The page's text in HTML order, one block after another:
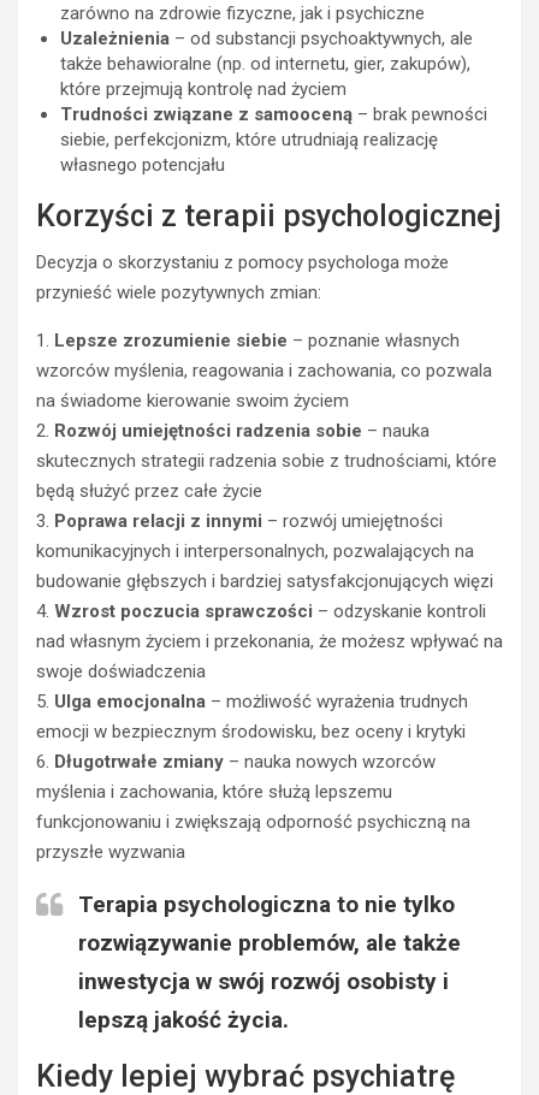
zarówno na zdrowie fizyczne, jak i psychiczne
Uzależnienia – od substancji psychoaktywnych, ale
także behawioralne (np. od internetu, gier, zakupów),
które przejmują kontrolę nad życiem
Trudności związane z samooceną – brak pewności
siebie, perfekcjonizm, które utrudniają realizację
własnego potencjału
Korzyści z terapii psychologicznej
Decyzja o skorzystaniu z pomocy psychologa może
przynieść wiele pozytywnych zmian:
1. Lepsze zrozumienie siebie – poznanie własnych
wzorców myślenia, reagowania i zachowania, co pozwala
na świadome kierowanie swoim życiem
2. Rozwój umiejętności radzenia sobie – nauka
skutecznych strategii radzenia sobie z trudnościami, które
będą służyć przez całe życie
3. Poprawa relacji z innymi – rozwój umiejętności
komunikacyjnych i interpersonalnych, pozwalających na
budowanie głębszych i bardziej satysfakcjonujących więzi
4. Wzrost poczucia sprawczości – odzyskanie kontroli
nad własnym życiem i przekonania, że możesz wpływać na
swoje doświadczenia
5. Ulga emocjonalna – możliwość wyrażenia trudnych
emocji w bezpiecznym środowisku, bez oceny i krytyki
6. Długotrwałe zmiany – nauka nowych wzorców
myślenia i zachowania, które służą lepszemu
funkcjonowaniu i zwiększają odporność psychiczną na
przyszłe wyzwania
Terapia psychologiczna to nie tylko
rozwiązywanie problemów, ale także
inwestycja w swój rozwój osobisty i
lepszą jakość życia.
Kiedy lepiej wybrać psychiatrę